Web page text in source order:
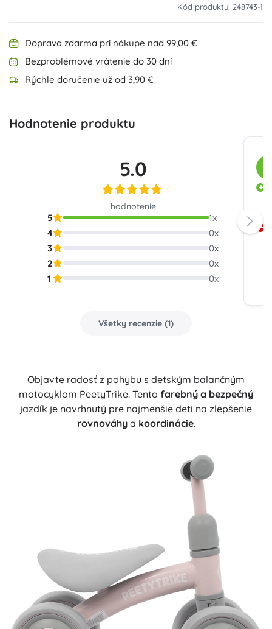
Kód produktu: 248743-1
Doprava zdarma pri nákupe nad 99,00 €
Bezproblémové vrátenie do 30 dní
Rýchle doručenie už od 3,90 €
Hodnotenie produktu
5.0
hodnotenie
5 1x
4
0x
3
0x
2
0x
1
0x
Všetky recenzie (1)
Objavte radosť z pohybu s detským balančným
motocyklom PeetyTrike. Tento farebný a bezpečný
jazdík je navrhnutý pre najmenšie deti na zlepšenie
rovnováhya koordinácie.